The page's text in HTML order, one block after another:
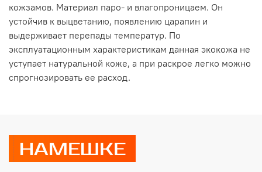
кожзамов. Материал паро- и влагопроницаем. Он
устойчив к выцветанию, появлению царапин и
выдерживает перепады температур. По
эксплуатационным характеристикам данная экокожа не
уступает натуральной коже, а при раскрое легко можно
спрогнозировать ее расход.